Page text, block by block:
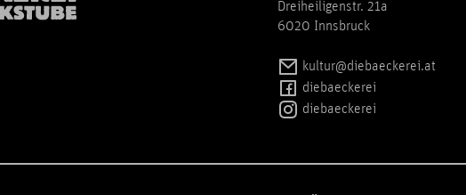
Dreiheiligenstr. 21a
6020 Innsbruck
kultur@diebaeckerei.at
diebaeckerei
diebaeckerei